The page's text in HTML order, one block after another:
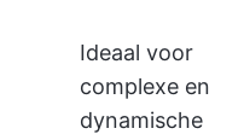
Ideaal voor
complexe en
dynamische